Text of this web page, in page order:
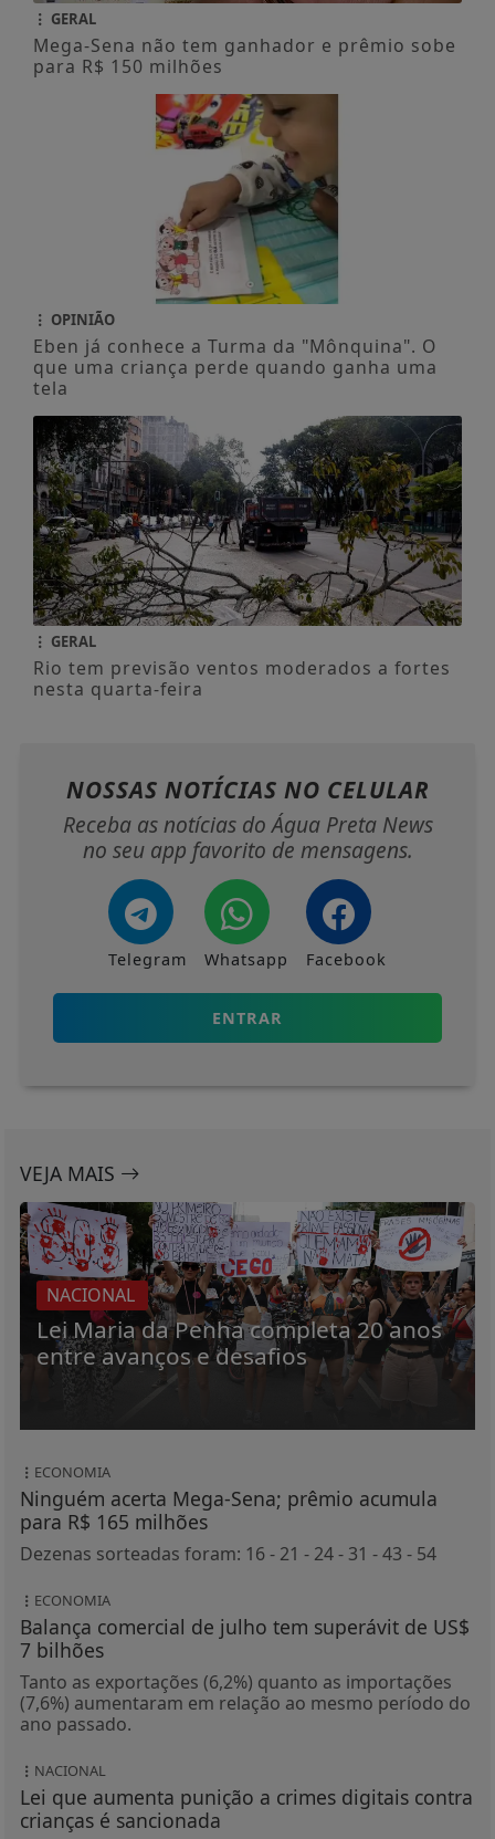
GERAL
Mega-Sena não tem ganhador e prêmio sobe
para R$ 150 milhões
OPINIÃO
Eben já conhece a Turma da "Mônquina". O
que uma criança perde quando ganha uma
tela
GERAL
Rio tem previsão ventos moderados a fortes
nesta quarta-feira
NOSSAS NOTÍCIAS NO CELULAR
Receba as notícias do Água Preta News
no seu app favorito de mensagens.
Telegram Whatsapp Facebook
ENTRAR
VEJA MAIS
NACIONAL
Lei Maria da Penha completa 20 anos
entre avanços e desafios
ECONOMIA
Ninguém acerta Mega-Sena; prêmio acumula
para R$ 165 milhões
Dezenas sorteadas foram: 16 - 21 - 24 - 31 - 43 - 54
ECONOMIA
Balança comercial de julho tem superávit de US$
7 bilhões
Tanto as exportações (6,2%) quanto as importações
(7,6%) aumentaram em relação ao mesmo período do
ano passado.
NACIONAL
Lei que aumenta punição a crimes digitais contra
crianças é sancionada